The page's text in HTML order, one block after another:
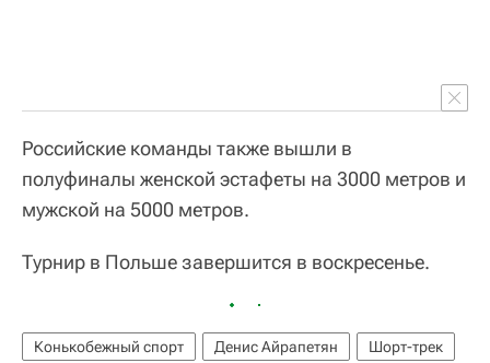
Российские команды также вышли в
полуфиналы женской эстафеты на 3000 метров и
мужской на 5000 метров.
Турнир в Польше завершится в воскресенье.
Конькобежный спорт Денис Айрапетян
Шорт-трек